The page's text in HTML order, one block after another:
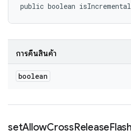
public boolean
การคืนสินค้า
boolean
setAllowCrossRelease